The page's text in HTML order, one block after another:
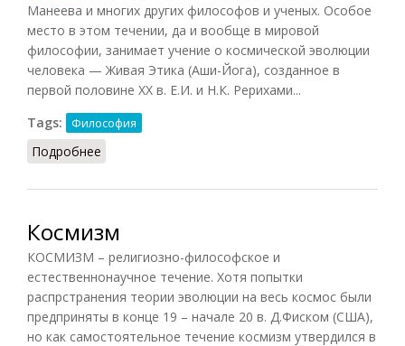
Манеева и многих других философов и ученых. Особое
место в этом течении, да и вообще в мировой
философии, занимает учение о космической эволюции
человека — Живая Этика (Аши-Йога), созданное в
первой половине XX в. Е.И. и Н.К. Рерихами...
Tags:
Философия
Подробнее
Космизм
КОСМИЗМ – религиозно-философское и
естественнонаучное течение. Хотя попытки
распрстранения теории эволюции на весь космос были
предприняты в конце 19 – начале 20 в. Д.Фиском (США),
но как самостоятельное течение космизм утвердился в